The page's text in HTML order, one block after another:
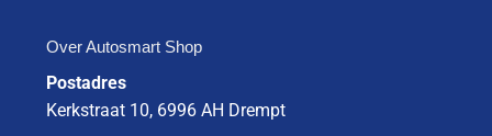
Over Autosmart Shop
Postadres
Kerkstraat 10, 6996 AH Drempt